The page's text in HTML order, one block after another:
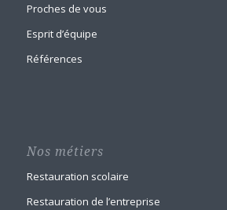
Proches de vous
Esprit d’équipe
Références
Nos métiers
Restauration scolaire
Restauration de l’entreprise